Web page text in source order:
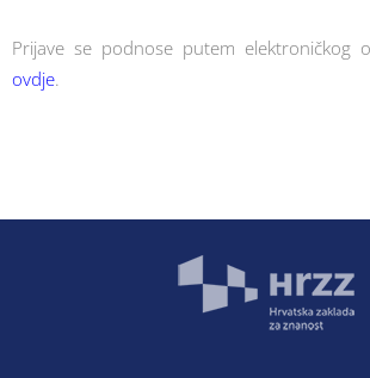
Prijave se podnose putem elektroničkog
ovdje.